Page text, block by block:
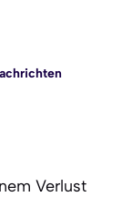
Verlust